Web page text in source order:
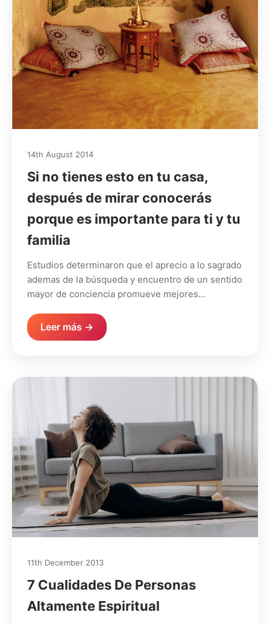
14th August 2014
Si no tienes esto en tu casa,
después de mirar conocerás
porque es importante para ti y tu
familia
Estudios determinaron que el aprecio a lo sagrado
ademas de la búsqueda y encuentro de un sentido
mayor de conciencia promueve mejores…
Leer más →
11th December 2013
7 Cualidades De Personas
Altamente Espiritual